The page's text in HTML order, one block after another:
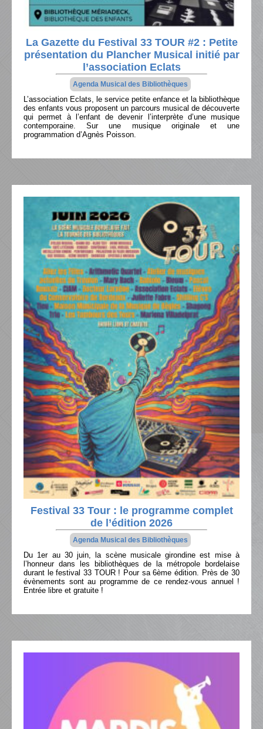
La Gazette du Festival 33 TOUR #2 : Petite
présentation du Plancher Musical initié par
l’association Eclats
Agenda Musical des Bibliothèques
L’association Eclats, le service petite enfance et la bibliothèque
des enfants vous proposent un parcours musical de découverte
qui permet à l’enfant de devenir l’interprète d’une musique
contemporaine. Sur une musique originale et une
programmation d’Agnès Poisson.
Festival 33 Tour : le programme complet
de l’édition 2026
Agenda Musical des Bibliothèques
Du 1er au 30 juin, la scène musicale girondine est mise à
l’honneur dans les bibliothèques de la métropole bordelaise
durant le festival 33 TOUR ! Pour sa 6ème édition. Près de 30
évènements sont au programme de ce rendez-vous annuel !
Entrée libre et gratuite !